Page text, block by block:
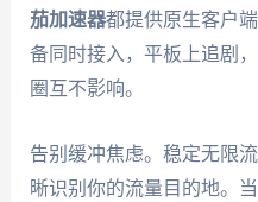
茄加速器都提供原生客户
备同时接入，平板上追剧
圈互不影响。
告别缓冲焦虑。稳定无限
晰识别你的流量目的地。